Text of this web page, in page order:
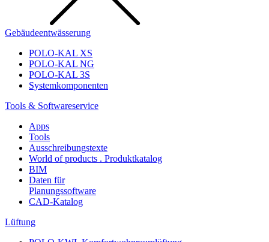
Gebäudeentwässerung
POLO-KAL XS
POLO-KAL NG
POLO-KAL 3S
Systemkomponenten
Tools & Softwareservice
Apps
Tools
Ausschreibungstexte
World of products . Produktkatalog
BIM
Daten für
Planungssoftware
CAD-Katalog
Lüftung